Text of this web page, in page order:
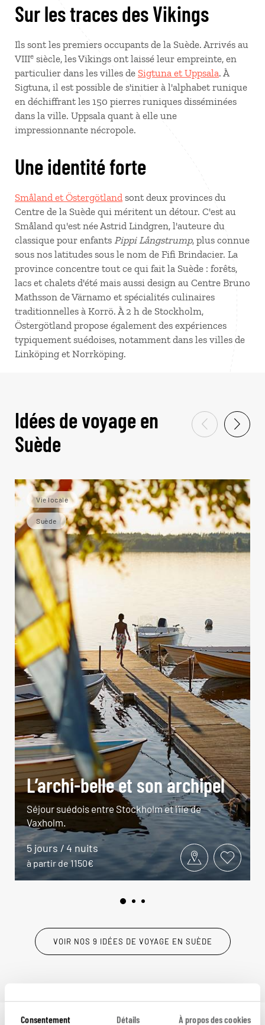
Consentement Détails À propos des cookies
Sur les traces des Vikings
Ils sont les premiers occupants de la Suède. Arrivés au
VIIIe siècle, les Vikings ont laissé leur empreinte, en
particulier dans les villes de Sigtuna et Uppsala. À
Sigtuna, il est possible de s'initier à l'alphabet runique
en déchiffrant les 150 pierres runiques disséminées
dans la ville. Uppsala quant à elle une
impressionnante nécropole.
Une identité forte
Småland et Östergötland sont deux provinces du
Centre de la Suède qui méritent un détour. C'est au
Småland qu'est née Astrid Lindgren, l'auteure du
classique pour enfants Pippi Långstrump, plus connue
sous nos latitudes sous le nom de Fifi Brindacier. La
province concentre tout ce qui fait la Suède : forêts,
lacs et chalets d'été mais aussi design au Centre Bruno
Mathsson de Värnamo et spécialités culinaires
traditionnelles à Korrö. À 2 h de Stockholm,
Östergötland propose également des expériences
typiquement suédoises, notamment dans les villes de
Linköping et Norrköping.
Idées de voyage en
Suède
Vie locale
Suède
L’archi-belle et son archipel
Séjour suédois entre Stockholm et l’île de
Vaxholm.
5 jours / 4 nuits
à partir de 1150€
VOIR NOS 9 IDÉES DE VOYAGE EN SUÈDE